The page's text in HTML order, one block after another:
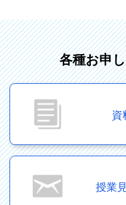
各種お申
資
授業